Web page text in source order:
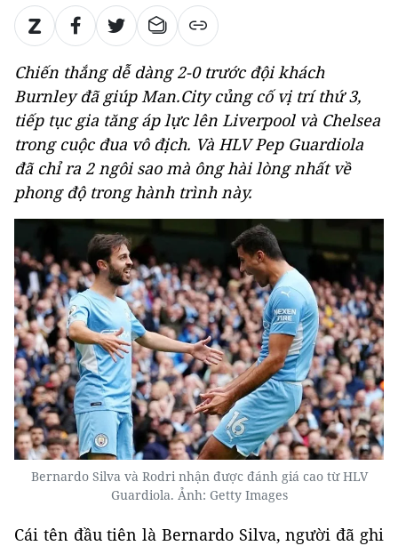
Chiến thắng dễ dàng 2-0 trước đội khách
Burnley đã giúp Man.City củng cố vị trí thứ 3,
tiếp tục gia tăng áp lực lên Liverpool và Chelsea
trong cuộc đua vô địch. Và HLV Pep Guardiola
đã chỉ ra 2 ngôi sao mà ông hài lòng nhất về
phong độ trong hành trình này.
Bernardo Silva và Rodri nhận được đánh giá cao từ HLV
Guardiola. Ảnh: Getty Images
Cái tên đầu tiên là Bernardo Silva, người đã ghi